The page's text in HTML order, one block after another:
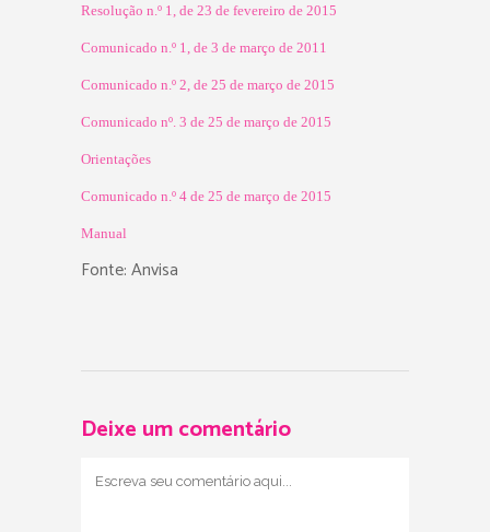
Resolução n.º 1, de 23 de fevereiro de 2015
Comunicado n.º 1, de 3 de março de 2011
Comunicado n.º 2, de 25 de março de 2015
Comunicado nº. 3 de 25 de março de 2015
Orientações
Comunicado n.º 4 de 25 de março de 2015
Manual
Fonte: Anvisa
Deixe um comentário